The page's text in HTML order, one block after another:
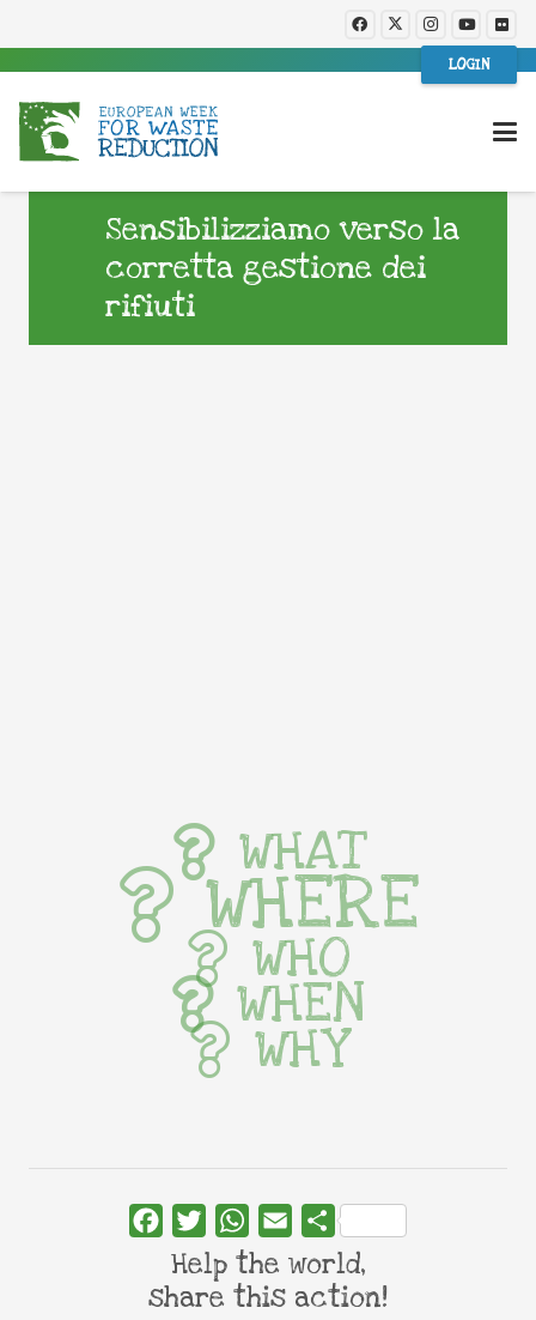
LOGIN
Sensibilizziamo verso la
corretta gestione dei
rifiuti
WHAT
WHERE
WHO
WHEN
WHY
FacebookTwitterWhatsApp
Email Share
Help the world,
share this action!